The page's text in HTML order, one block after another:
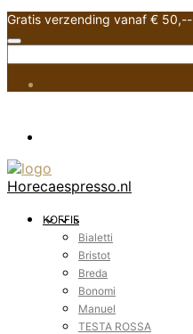
Gratis verzending vanaf € 50,--
Horecaespresso.nl
KOFFIE
Bialetti
Bristot
Breda
Bonomi
Manuel
TESTA ROSSA